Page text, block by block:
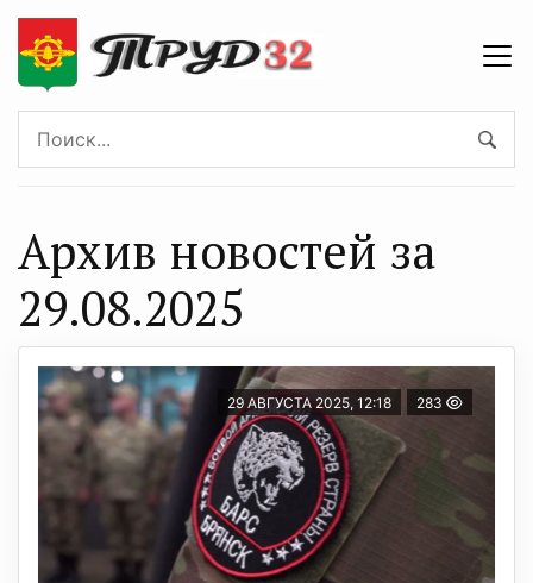
Архив новостей за
29.08.2025
29 АВГУСТА 2025, 12:18 283